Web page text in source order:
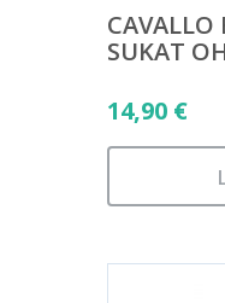
CAVALLO
SUKAT
14,90 €